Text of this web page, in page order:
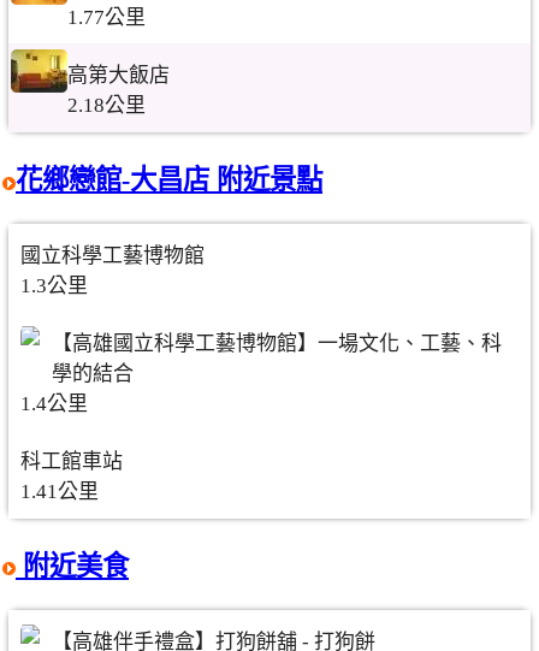
1.77公里
高第大飯店
2.18公里
花鄉戀館-大昌店 附近景點
國立科學工藝博物館
1.3公里
【高雄國立科學工藝博物館】一場文化、工藝、科
學的結合
1.4公里
科工館車站
1.41公里
附近美食
【高雄伴手禮盒】打狗餅舖 - 打狗餅